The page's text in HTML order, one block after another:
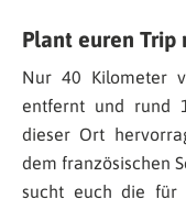
Plant euren Trip
Nur 40 Kilometer
entfernt und rund
dieser Ort
dem französischen
sucht euch die für